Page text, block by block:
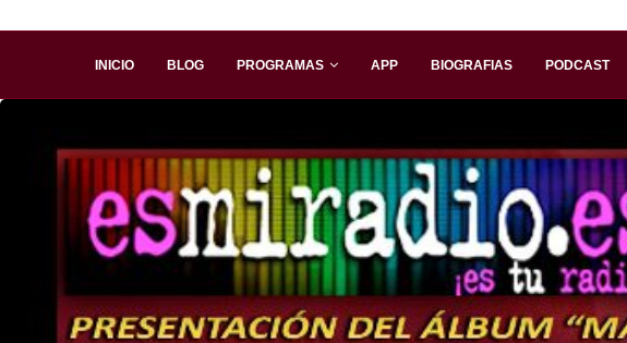
INICIO BLOG PROGRAMAS APP BIOGRAFIAS PODCAST